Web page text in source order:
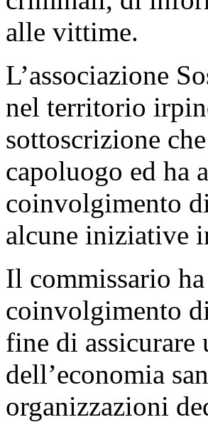
alle vittime.
L’associazione
nel territorio
sottoscrizione
capoluogo ed ha
coinvolgimento
alcune iniziative
Il commissario
coinvolgimento
fine di assicurare
dell’economia
organizzazioni